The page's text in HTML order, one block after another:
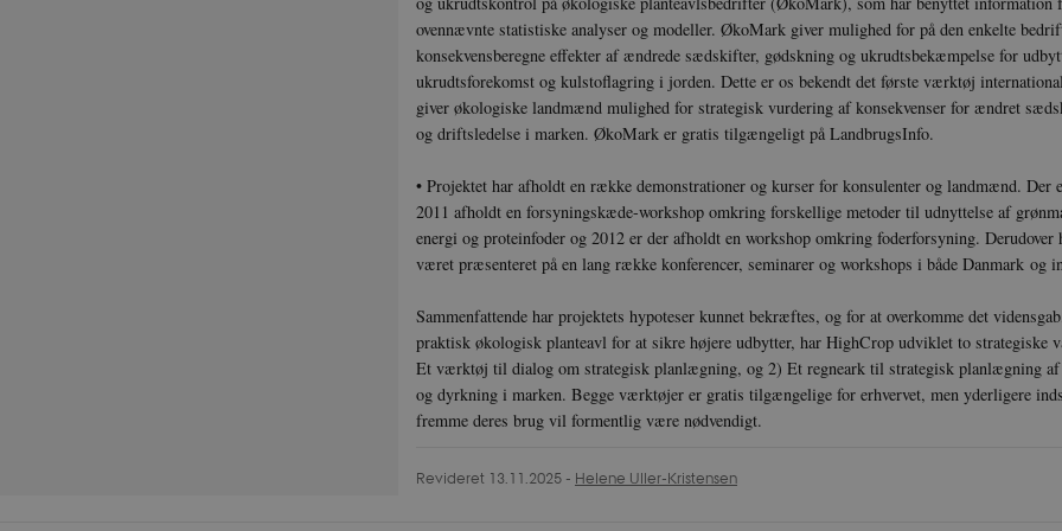
ovennævnte statistiske analyser og modeller. ØkoMark giver mulighed for på den enkelte
konsekvensberegne effekter af ændrede sædskifter, gødskning og ukrudtsbekæmpelse for
ukrudtsforekomst og kulstoflagring i jorden. Dette er os bekendt det første værktøj
giver økologiske landmænd mulighed for strategisk vurdering af konsekvenser for ændret
og driftsledelse i marken. ØkoMark er gratis tilgængeligt på LandbrugsInfo.
• Projektet har afholdt en række demonstrationer og kurser for konsulenter og landmænd. Der
2011 afholdt en forsyningskæde-workshop omkring forskellige metoder til udnyttelse af
energi og proteinfoder og 2012 er der afholdt en workshop omkring foderforsyning. Derudover
været præsenteret på en lang række konferencer, seminarer og workshops i både Danmark og
Sammenfattende har projektets hypoteser kunnet bekræftes, og for at overkomme det
praktisk økologisk planteavl for at sikre højere udbytter, har HighCrop udviklet to strategiske
Et værktøj til dialog om strategisk planlægning, og 2) Et regneark til strategisk planlægning
og dyrkning i marken. Begge værktøjer er gratis tilgængelige for erhvervet, men yderligere
fremme deres brug vil formentlig være nødvendigt.
Revideret 13.11.2025 - Helene Uller-Kristensen
PFH_166HooM7A
__Secure-
typo3nonce_uX4Mhl8RLqBZsOkbydAwew
icrofs.dk Session
__Secure-
typo3nonce_8l0UJ2f7DKxv4hHSHupSxA
icrofs.dk Session
__Secure-
typo3nonce_HLwNSqnQsUApo3P_-skthQ
icrofs.dk Session
__Secure-
typo3nonce_6hPMnfIy2oJvErvMQCxknw
icrofs.dk Session
_WWXhPPS6G0yKg
_cfuvid .vimeo.com
Denne _cfuvid-cookie bruges
WAF mulighed for at skelne
brugere, der deler den samme
Besøgende, som ikke leverer
__Secure-
icrofs.dk